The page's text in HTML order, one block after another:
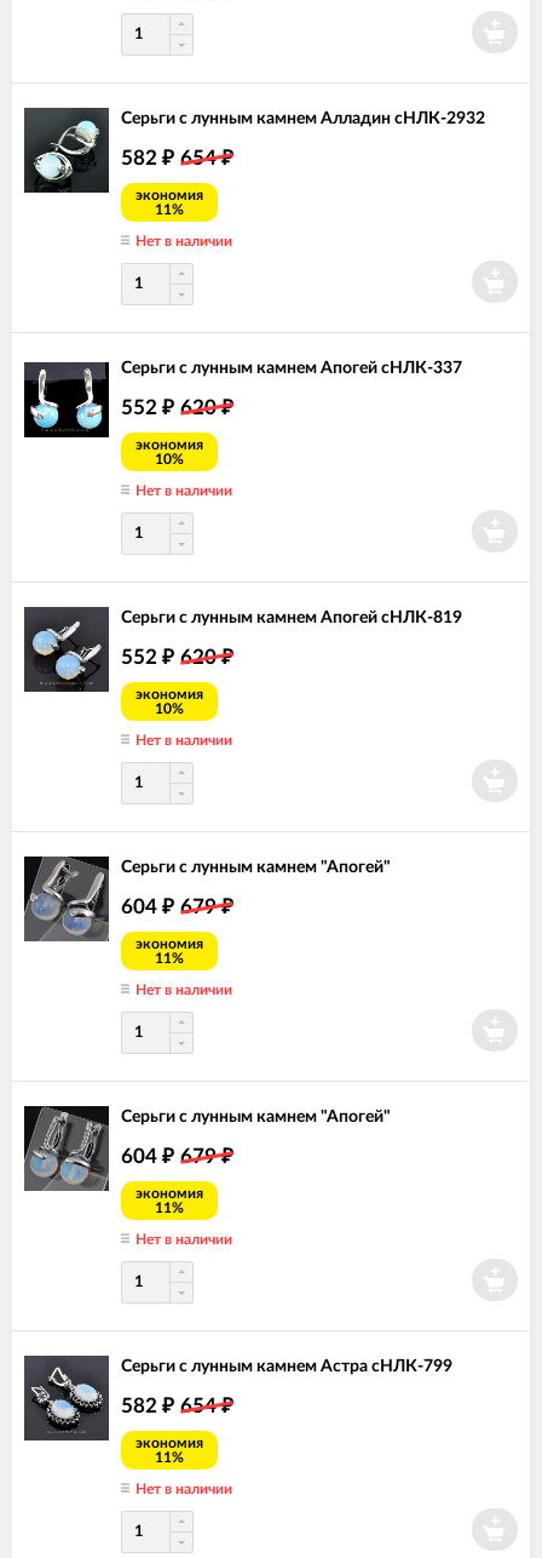
Серьги с лунным камнем Алладин сНЛК-2932
582 ₽ 654₽
экономия
11%
Нет в наличии
Серьги с лунным камнем Апогей сНЛК-337
552 ₽ 620₽
экономия
10%
Нет в наличии
Серьги с лунным камнем Апогей сНЛК-819
552 ₽ 620₽
экономия
10%
Нет в наличии
Серьги с лунным камнем "Апогей"
604 ₽ 679₽
экономия
11%
Нет в наличии
Серьги с лунным камнем "Апогей"
604 ₽ 679₽
экономия
11%
Нет в наличии
Серьги с лунным камнем Астра сНЛК-799
582 ₽ 654₽
экономия
11%
Нет в наличии